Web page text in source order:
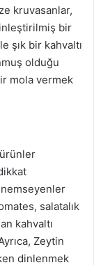
kruvasanlar,
bir
şık bir kahvaltı
olduğu
mola vermek
salatalık
kahvaltı
Zeytin
dinlenmek